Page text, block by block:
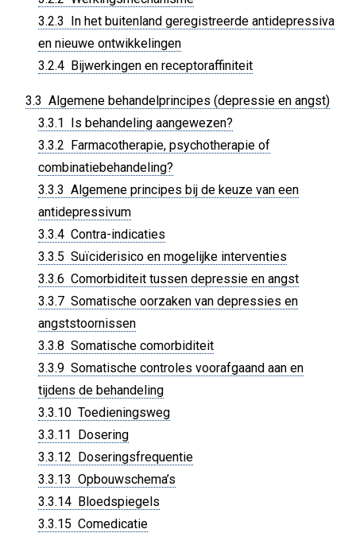
3.2.3 In het buitenland geregistreerde antidepressiva
en nieuwe ontwikkelingen
3.2.4 Bijwerkingen en receptoraffiniteit
3.3 Algemene behandelprincipes (depressie en angst)
3.3.1 Is behandeling aangewezen?
3.3.2 Farmacotherapie, psychotherapie of
combinatiebehandeling?
3.3.3 Algemene principes bij de keuze van een
antidepressivum
3.3.4 Contra-indicaties
3.3.5 Suïciderisico en mogelijke interventies
3.3.6 Comorbiditeit tussen depressie en angst
3.3.7 Somatische oorzaken van depressies en
angststoornissen
3.3.8 Somatische comorbiditeit
3.3.9 Somatische controles voorafgaand aan en
tijdens de behandeling
3.3.10 Toedieningsweg
3.3.11 Dosering
3.3.12 Doseringsfrequentie
3.3.13 Opbouwschema’s
3.3.14 Bloedspiegels
3.3.15 Comedicatie